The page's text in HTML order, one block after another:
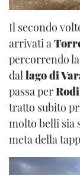
Il secondo
arrivati a
percorrendo
dallago di
passa per
tratto subito
molto belli sia
meta della